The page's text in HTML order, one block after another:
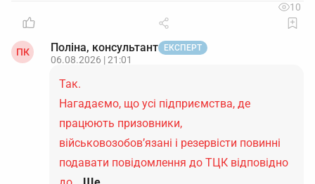
10
ПК Поліна, консультант ЕКСПЕРТ
06.08.2026 | 21:01
Так.
Нагадаємо, що усі підприємства, де
працюють призовники,
військовозобов’язані і резервісти повинні
подавати повідомлення до ТЦК відповідно